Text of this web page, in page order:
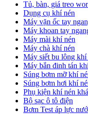
Tủ, bàn, giá treo
Dụng cụ khí nén
Máy vặn ốc tay
Máy khoan tay
Máy mài khí nén
Máy chà khí nén
Máy siết bu lông khí
Máy bắn đinh tán
Súng bơm mỡ khí
Súng bơm hơi khí
Phụ kiện khí nén
Bộ sạc ô tô điện
Bơm Test áp lực